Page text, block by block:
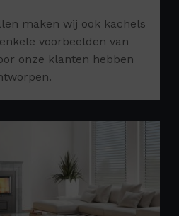
maken wij ook kachels
voorbeelden van
onze klanten hebben